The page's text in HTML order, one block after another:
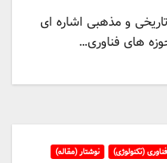
و مذهبی اشاره ای
های فناوری…
فناوری (تکنولوژی) نوشتار (مقاله)